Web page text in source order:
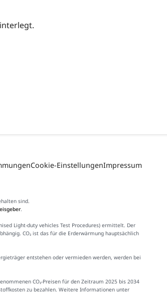
Cookie-EinstellungenImpressum
sind.
.
Light-duty vehicles Test Procedures) ermittelt. Der
CO₂ ist das für die Erderwärmung hauptsächlich
entstehen oder vermieden werden, werden bei
CO₂-Preisen für den Zeitraum 2025 bis 2034
zu bezahlen. Weitere Informationen unter